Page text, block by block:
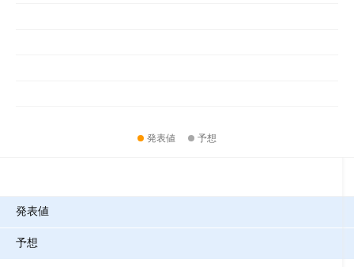
発表値 予想
発表値
予想